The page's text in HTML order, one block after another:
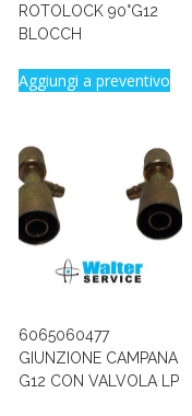
ROTOLOCK 90°G12
BLOCCH
Aggiungi a preventivo
6065060477
GIUNZIONE CAMPANA
G12 CON VALVOLA LP